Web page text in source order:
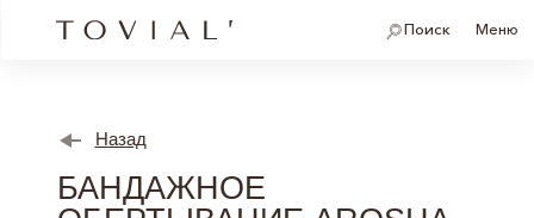
Меню
Поиск
БАНДАЖНОЕ
Назад